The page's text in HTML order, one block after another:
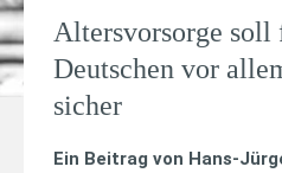
Altersvorsorge soll
Deutschen vor
sicher
Ein Beitrag von Hans-